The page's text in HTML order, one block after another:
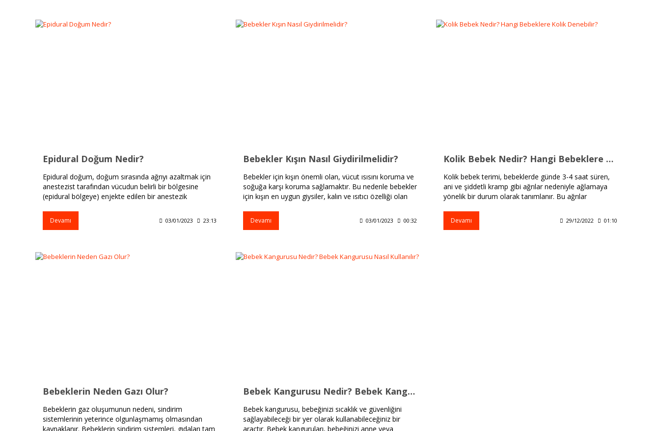
Epidural Doğum Nedir?
Epidural doğum, doğum sırasında ağrıyı azaltmak için
anestezist tarafından vücudun belirli bir bölgesine
(epidural bölgeye) enjekte edilen bir anestezik
Devamı 03/01/2023 23:13
Bebekler Kışın Nasıl Giydirilmelidir?
Bebekler için kışın önemli olan, vücut ısısını koruma ve
soğuğa karşı koruma sağlamaktır. Bu nedenle bebekler
için kışın en uygun giysiler, kalın ve ısıtıcı özelliği olan
Devamı 03/01/2023 00:32
Kolik Bebek Nedir? Hangi Bebeklere Kolik Denebilir?
Kolik bebek terimi, bebeklerde günde 3-4 saat süren,
ani ve şiddetli kramp gibi ağrılar nedeniyle ağlamaya
yönelik bir durum olarak tanımlanır. Bu ağrılar
sıklıkla ilk 3 ay içinde ortaya çıkar.
Devamı 29/12/2022 01:10
Bebeklerin Neden Gazı Olur?
Bebeklerin gaz oluşumunun nedeni, sindirim
sistemlerinin yeterince olgunlaşmamış olmasından
kaynaklanır. Bebeklerin sindirim sistemleri, gıdaları tam
Bebek Kangurusu Nedir? Bebek Kangurusu Nasıl Kullanılır?
Bebek kangurusu, bebeğinizi sıcaklık ve güvenliğini
sağlayabileceği bir yer olarak kullanabileceğiniz bir
araçtır. Bebek kanguruları, bebeğinizi anne veya